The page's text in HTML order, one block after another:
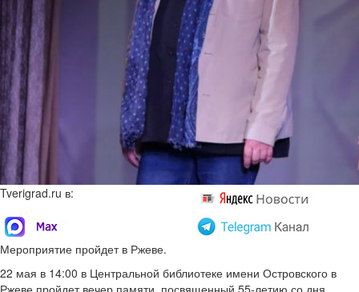
Tverigrad.ru в:
Мероприятие пройдет в Ржеве.
22 мая в 14:00 в Центральной библиотеке имени Островского в
Ржеве пройдет вечер памяти, посвященный 55-летию со дня